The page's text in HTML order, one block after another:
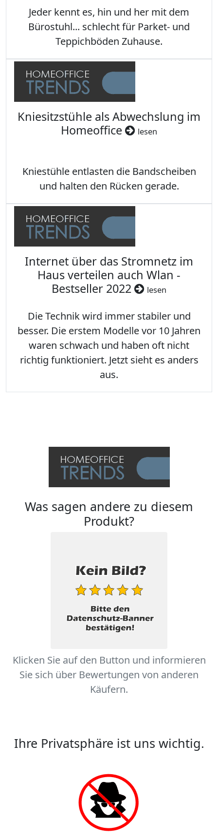
Jeder kennt es, hin und her mit dem
Bürostuhl... schlecht für Parket- und
Teppichböden Zuhause.
Kniesitzstühle als Abwechslung im
Homeoffice
lesen
Kniestühle entlasten die Bandscheiben
und halten den Rücken gerade.
Internet über das Stromnetz im
Haus verteilen auch Wlan -
Bestseller 2022
lesen
Die Technik wird immer stabiler und
besser. Die erstem Modelle vor 10 Jahren
waren schwach und haben oft nicht
richtig funktioniert. Jetzt sieht es anders
aus.
Was sagen andere zu diesem
Produkt?
Klicken Sie auf den Button und informieren
Sie sich über Bewertungen von anderen
Käufern.
Ihre Privatsphäre ist uns wichtig.